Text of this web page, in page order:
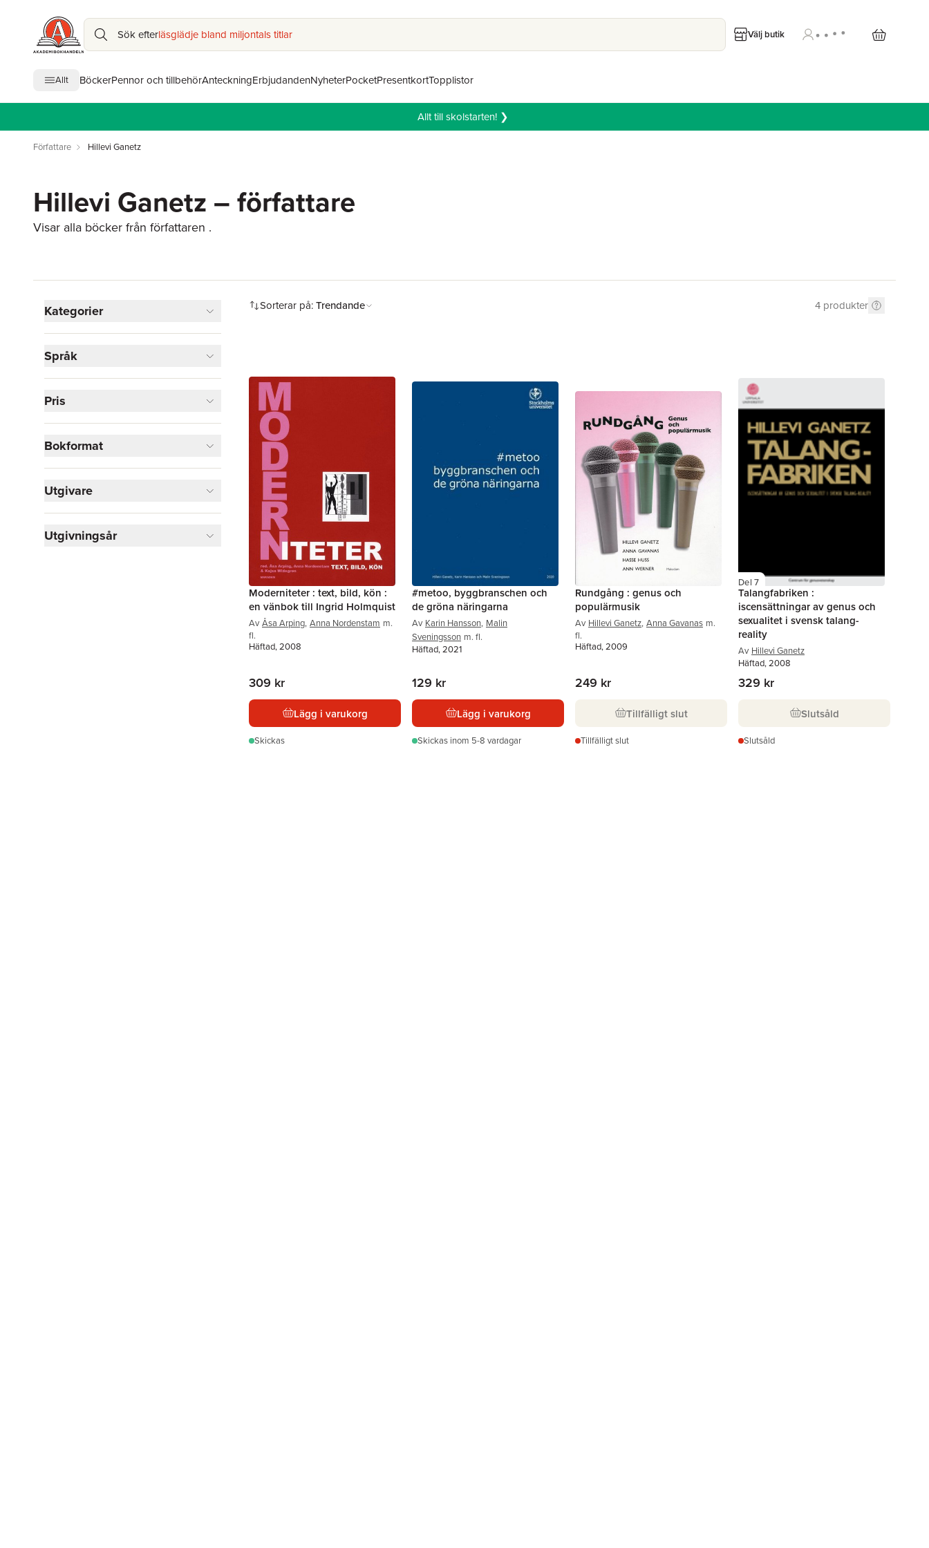
Sök efterläsglädje bland miljontals titlar Välj butik
Allt BöckerPennor och tillbehörAnteckningErbjudandenNyheterPocketPresentkortTopplistor
Allt till skolstarten! ❯
Författare Hillevi Ganetz
Hillevi Ganetz – författare
Visar alla böcker från författaren .
Kategorier
Samhälle och politik
2
Data och IT
1
Skönlitteratur
Visa fler
Språk
Pris
Bokformat
Utgivare
Utgivningsår
Sorterar på:Trendande 4 produkter
Moderniteter : text, bild, kön :
en vänbok till Ingrid Holmquist
Av Åsa Arping, Anna Nordenstam m.
fl.
Häftad, 2008
309 kr
Lägg i varukorg
Skickas
#metoo, byggbranschen och
de gröna näringarna
Av Karin Hansson, Malin
Sveningsson m. fl.
Häftad, 2021
129 kr
Lägg i varukorg
Skickas inom 5-8 vardagar
Rundgång : genus och
populärmusik
Av Hillevi Ganetz, Anna Gavanas m.
fl.
Häftad, 2009
249 kr
Tillfälligt slut
Tillfälligt slut
Del 7
Talangfabriken :
iscensättningar av genus och
sexualitet i svensk talang-
reality
Av Hillevi Ganetz
Häftad, 2008
329 kr
Slutsåld
Slutsåld